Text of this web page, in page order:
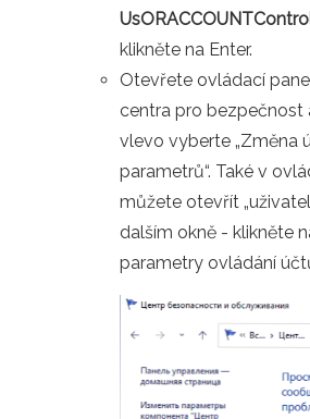
klikněte na Enter.
Otevřete ovládací
centra pro bezpečnost
vlevo vyberte „Změna
parametrů“. Také v
můžete otevřít
dalším okně - klikněte
parametry ovládání